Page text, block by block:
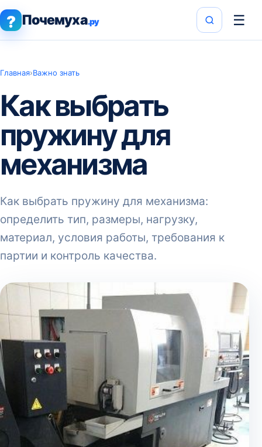
? Почемуха.ру ☰
Главная›Важно знать
Как выбрать
пружину для
механизма
Как выбрать пружину для механизма:
определить тип, размеры, нагрузку,
материал, условия работы, требования к
партии и контроль качества.